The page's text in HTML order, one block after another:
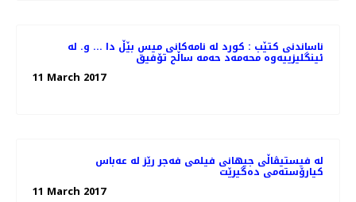
ناساندنی کتێب : کورد لە نامەکانی میس بێڵ دا ... و. لە
ئینگلیزییەوە محەمەد حەمە ساڵح تۆفیق
11 March 2017
لە فیستیڤاڵی جیهانی فیلمی فەجر رێز لە عەباس
کیارۆستەمی دەگیرێت
11 March 2017